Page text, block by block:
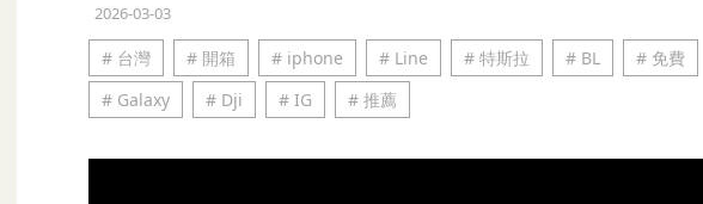
2026-03-03
# 台灣 # 開箱 # iphone # Line # 特斯拉 # BL # 免費
# Galaxy
# Dji # IG # 推薦